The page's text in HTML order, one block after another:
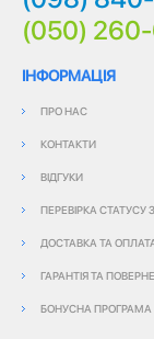
(050)
ІНФОРМАЦІЯ
ПРО НАС
КОНТАКТИ
ВІДГУКИ
ПЕРЕВІРКА
ДОСТАВКА ТА
ГАРАНТІЯ ТА
БОНУСНА ПРОГРАМА